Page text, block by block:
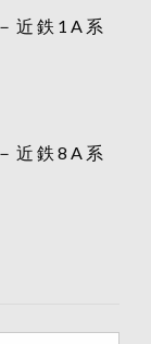
近鉄1A系
近鉄8A系